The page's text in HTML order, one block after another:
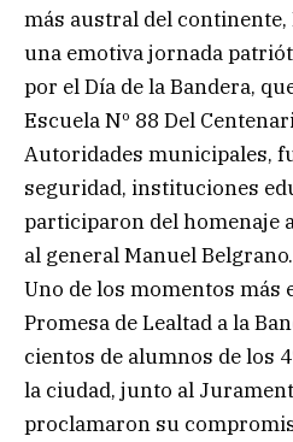
más austral del continente,
una emotiva jornada
por el Día de la Bandera,
Escuela Nº 88 Del
Autoridades municipales,
seguridad, instituciones
participaron del homenaje
al general Manuel Belgrano.
Uno de los momentos más
Promesa de Lealtad a la
cientos de alumnos de los
la ciudad, junto al
proclamaron su